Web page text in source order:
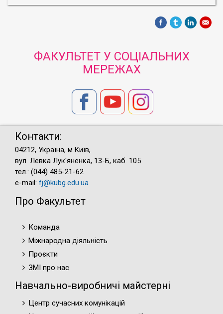
ФАКУЛЬТЕТ У СОЦІАЛЬНИХ
МЕРЕЖАХ
Контакти:
04212, Україна, м.Київ,
вул. Левка Лук'яненка, 13-Б, каб. 105
тел.: (044) 485-21-62
e-mail: fj@kubg.edu.ua
Про Факультет
Команда
Міжнародна діяльність
Проєкти
ЗМІ про нас
Навчально-виробничі майстерні
Центр сучасних комунікацій